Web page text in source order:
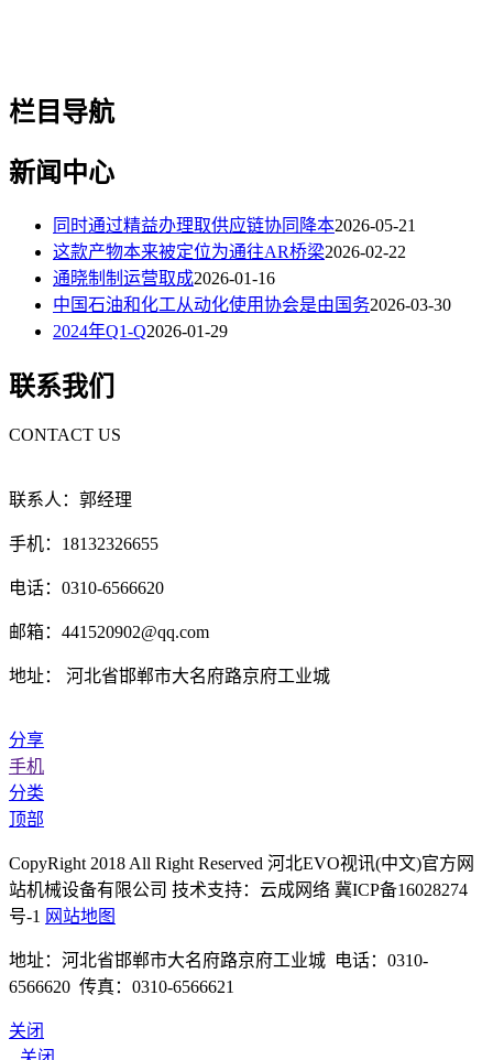
栏目导航
新闻中心
同时通过精益办理取供应链协同降本2026-05-21
这款产物本来被定位为通往AR桥梁2026-02-22
通晓制制运营取成2026-01-16
中国石油和化工从动化使用协会是由国务2026-03-30
2024年Q1-Q2026-01-29
联系我们
CONTACT US
联系人：郭经理
手机：18132326655
电话：0310-6566620
邮箱：441520902@qq.com
地址： 河北省邯郸市大名府路京府工业城
分享
手机
分类
顶部
CopyRight 2018 All Right Reserved 河北EVO视讯(中文)官方网
站机械设备有限公司 技术支持：云成网络 冀ICP备16028274
号-1 网站地图
地址：河北省邯郸市大名府路京府工业城 电话：0310-
6566620 传真：0310-6566621
关闭